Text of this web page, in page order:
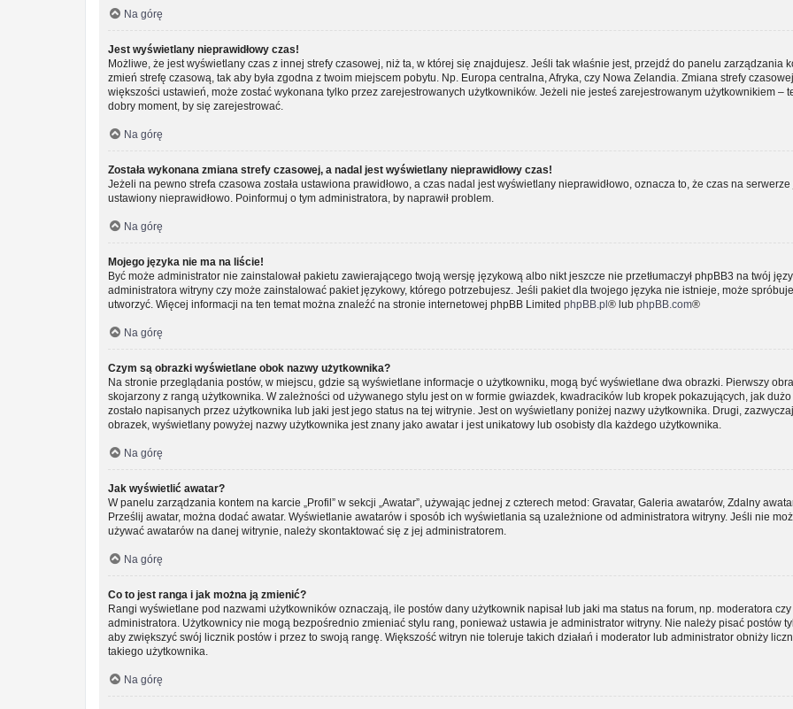
Na górę
Jest wyświetlany nieprawidłowy czas!
Możliwe, że jest wyświetlany czas z innej strefy czasowej, niż ta, w której się znajdujesz. Jeśli tak właśnie jest, przejdź do panelu zarządzania
zmień strefę czasową, tak aby była zgodna z twoim miejscem pobytu. Np. Europa centralna, Afryka, czy Nowa Zelandia. Zmiana strefy
większości ustawień, może zostać wykonana tylko przez zarejestrowanych użytkowników. Jeżeli nie jesteś zarejestrowanym użytkownikiem –
dobry moment, by się zarejestrować.
Na górę
Została wykonana zmiana strefy czasowej, a nadal jest wyświetlany nieprawidłowy czas!
Jeżeli na pewno strefa czasowa została ustawiona prawidłowo, a czas nadal jest wyświetlany nieprawidłowo, oznacza to, że czas na serwerze
ustawiony nieprawidłowo. Poinformuj o tym administratora, by naprawił problem.
Na górę
Mojego języka nie ma na liście!
Być może administrator nie zainstalował pakietu zawierającego twoją wersję językową albo nikt jeszcze nie przetłumaczył phpBB3 na twój
administratora witryny czy może zainstalować pakiet językowy, którego potrzebujesz. Jeśli pakiet dla twojego języka nie istnieje, może
utworzyć. Więcej informacji na ten temat można znaleźć na stronie internetowej phpBB Limited phpBB.pl® lub phpBB.com®
Na górę
Czym są obrazki wyświetlane obok nazwy użytkownika?
Na stronie przeglądania postów, w miejscu, gdzie są wyświetlane informacje o użytkowniku, mogą być wyświetlane dwa obrazki. Pierwszy
skojarzony z rangą użytkownika. W zależności od używanego stylu jest on w formie gwiazdek, kwadracików lub kropek pokazujących, jak
zostało napisanych przez użytkownika lub jaki jest jego status na tej witrynie. Jest on wyświetlany poniżej nazwy użytkownika. Drugi,
obrazek, wyświetlany powyżej nazwy użytkownika jest znany jako awatar i jest unikatowy lub osobisty dla każdego użytkownika.
Na górę
Jak wyświetlić awatar?
W panelu zarządzania kontem na karcie „Profil” w sekcji „Awatar”, używając jednej z czterech metod: Gravatar, Galeria awatarów, Zdalny
Prześlij awatar, można dodać awatar. Wyświetlanie awatarów i sposób ich wyświetlania są uzależnione od administratora witryny. Jeśli nie
używać awatarów na danej witrynie, należy skontaktować się z jej administratorem.
Na górę
Co to jest ranga i jak można ją zmienić?
Rangi wyświetlane pod nazwami użytkowników oznaczają, ile postów dany użytkownik napisał lub jaki ma status na forum, np. moderatora czy
administratora. Użytkownicy nie mogą bezpośrednio zmieniać stylu rang, ponieważ ustawia je administrator witryny. Nie należy pisać postów
aby zwiększyć swój licznik postów i przez to swoją rangę. Większość witryn nie toleruje takich działań i moderator lub administrator obniży
takiego użytkownika.
Na górę